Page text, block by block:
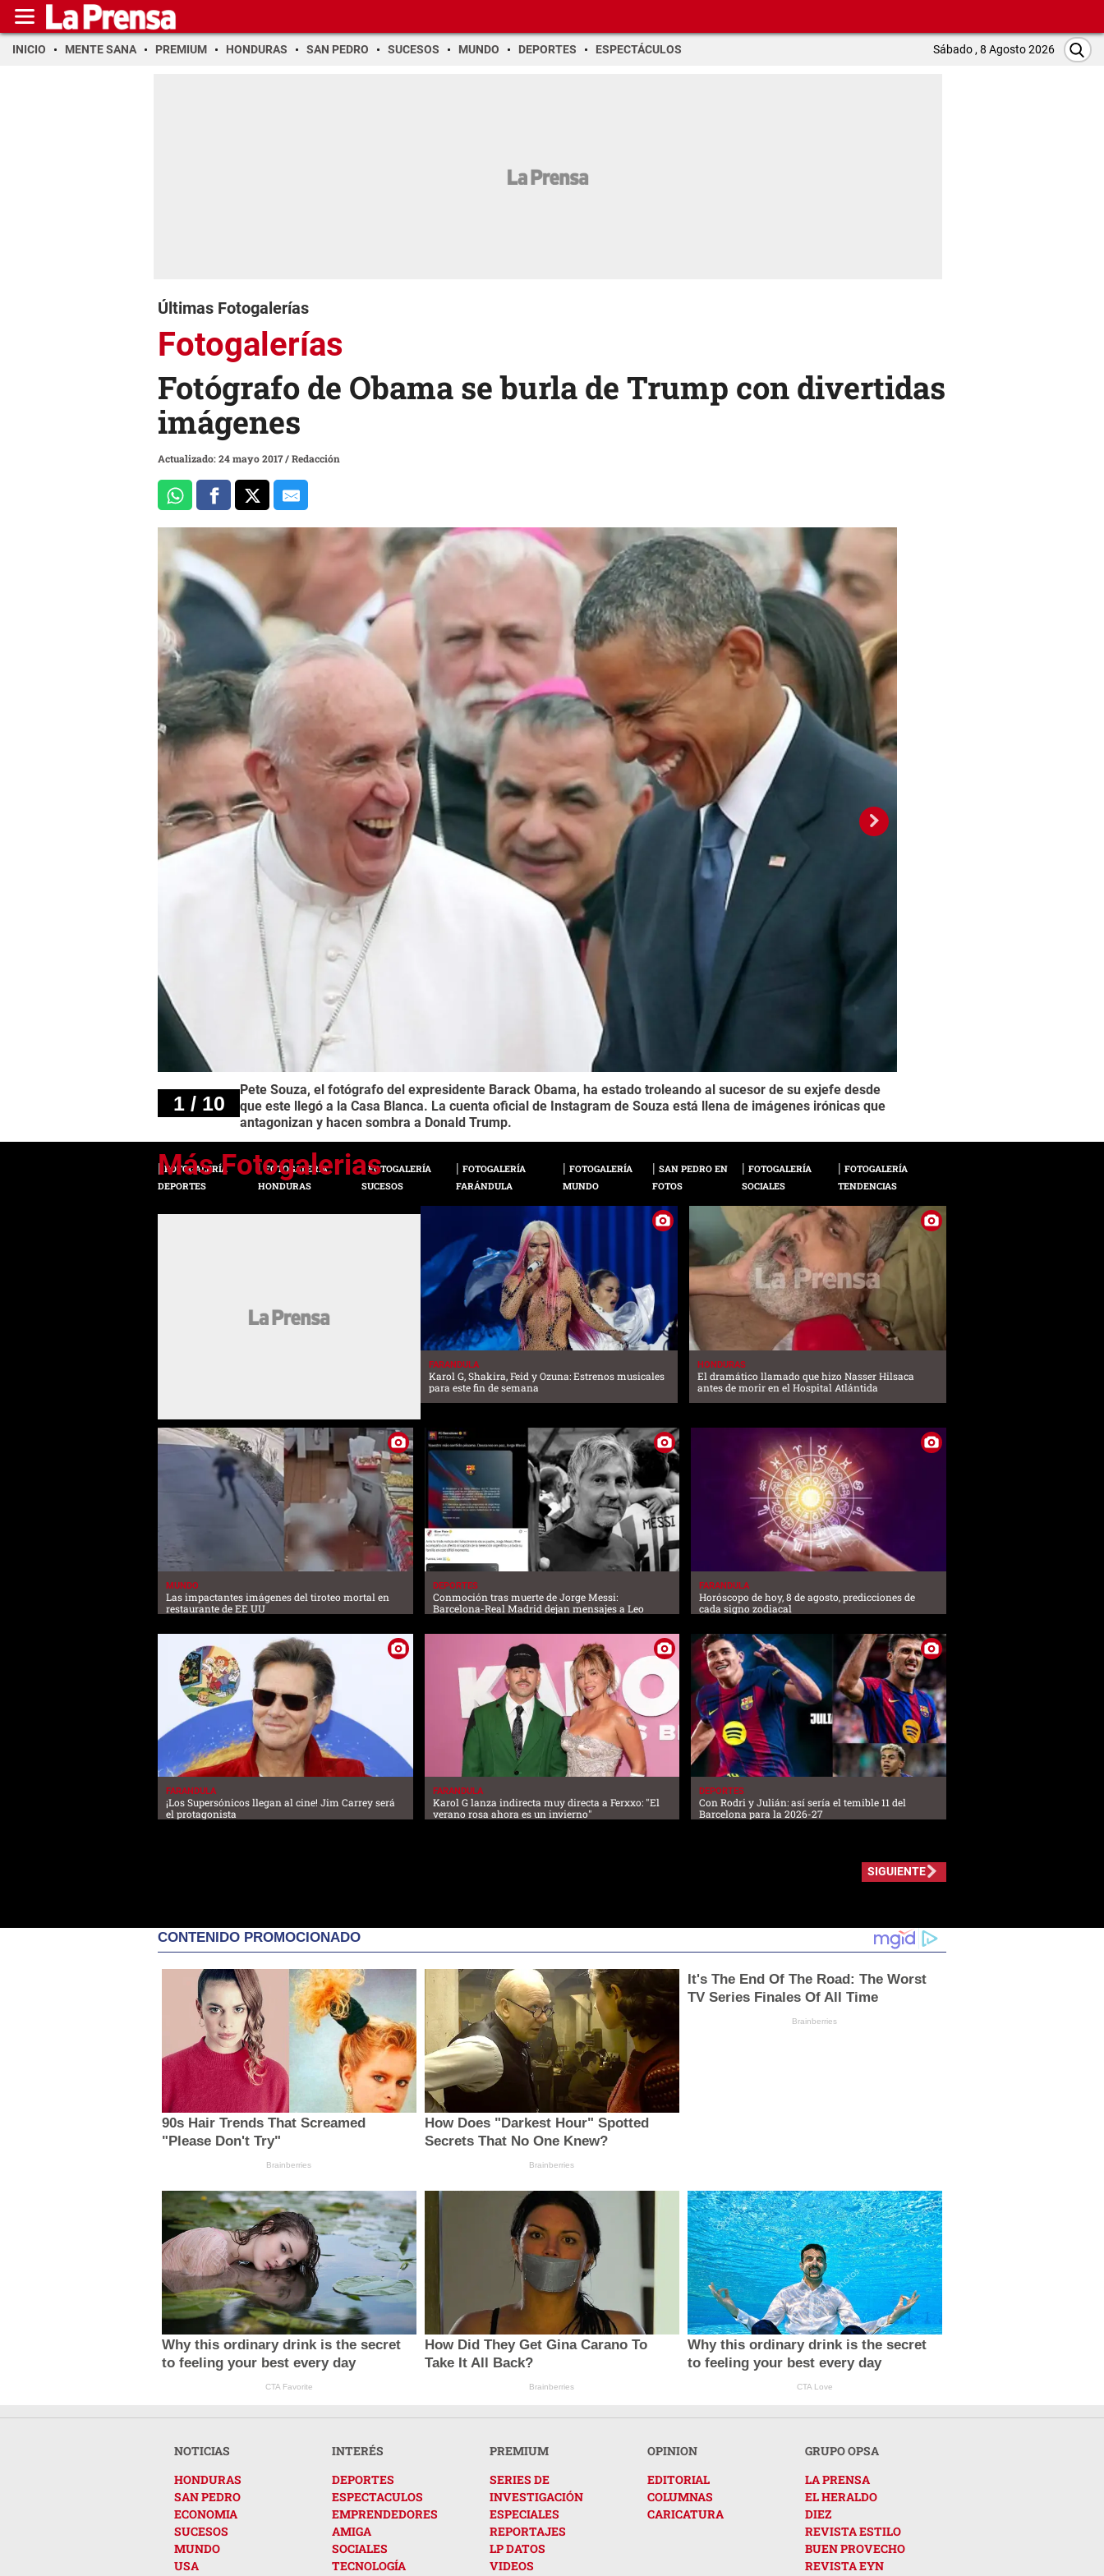
INICIO MENTE SANA PREMIUM HONDURAS SAN PEDRO SUCESOS MUNDO DEPORTES ESPECTÁCULOS Sábado , 8 Agosto 2026
Últimas Fotogalerías
Fotogalerías
Fotógrafo de Obama se burla de Trump con divertidas
imágenes
Actualizado: 24 mayo 2017/Redacción
1 / 10
Pete Souza, el fotógrafo del expresidente Barack Obama, ha estado troleando al sucesor de su exjefe desde
que este llegó a la Casa Blanca. La cuenta oficial de Instagram de Souza está llena de imágenes irónicas que
antagonizan y hacen sombra a Donald Trump.
FOTOGALERÍA
DEPORTES
FOTOGALERÍA
HONDURAS
FOTOGALERÍA
SUCESOS
FOTOGALERÍA
FARÁNDULA
FOTOGALERÍA
MUNDO
SAN PEDRO EN
FOTOS
FOTOGALERÍA
SOCIALES
FOTOGALERÍA
TENDENCIAS
FARANDULA
Karol G, Shakira, Feid y Ozuna: Estrenos musicales
para este fin de semana
HONDURAS
El dramático llamado que hizo Nasser Hilsaca
antes de morir en el Hospital Atlántida
MUNDO
Las impactantes imágenes del tiroteo mortal en
restaurante de EE UU
DEPORTES
Conmoción tras muerte de Jorge Messi:
Barcelona-Real Madrid dejan mensajes a Leo
FARANDULA
Horóscopo de hoy, 8 de agosto, predicciones de
cada signo zodiacal
FARANDULA
¡Los Supersónicos llegan al cine! Jim Carrey será
el protagonista
FARANDULA
Karol G lanza indirecta muy directa a Ferxxo: "El
verano rosa ahora es un invierno"
DEPORTES
Con Rodri y Julián: así sería el temible 11 del
Barcelona para la 2026-27
SIGUIENTE
CONTENIDO PROMOCIONADO
90s Hair Trends That Screamed
"Please Don't Try"
Brainberries
How Does "Darkest Hour" Spotted
Secrets That No One Knew?
Brainberries
It's The End Of The Road: The Worst
TV Series Finales Of All Time
Brainberries
Why this ordinary drink is the secret
to feeling your best every day
CTA Favorite
How Did They Get Gina Carano To
Take It All Back?
Brainberries
Why this ordinary drink is the secret
to feeling your best every day
CTA Love
NOTICIAS
HONDURAS
SAN PEDRO
ECONOMIA
SUCESOS
MUNDO
USA
INTERÉS
DEPORTES
ESPECTACULOS
EMPRENDEDORES
AMIGA
SOCIALES
TECNOLOGÍA
PREMIUM
SERIES DE
INVESTIGACIÓN
ESPECIALES
REPORTAJES
LP DATOS
VIDEOS
OPINION
EDITORIAL
COLUMNAS
CARICATURA
GRUPO OPSA
LA PRENSA
EL HERALDO
DIEZ
REVISTA ESTILO
BUEN PROVECHO
REVISTA EYN